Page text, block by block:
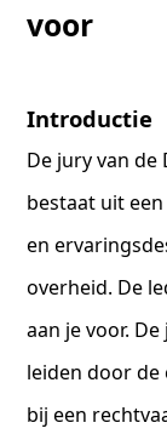
voor
Introductie
De jury van de
bestaat uit
en
overheid. De
aan je voor.
leiden door de
bij een